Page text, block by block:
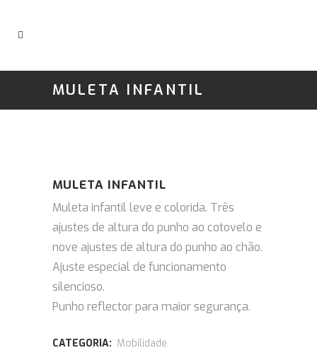
MULETA INFANTIL
MULETA INFANTIL
Muleta infantil leve e colorida. Três
ajustes de altura do punho ao cotovelo e
nove ajustes de altura do punho ao chão.
Ajuste especial de funcionamento
silencioso.
Punho reflector para maior segurança.
CATEGORIA: Mobilidade